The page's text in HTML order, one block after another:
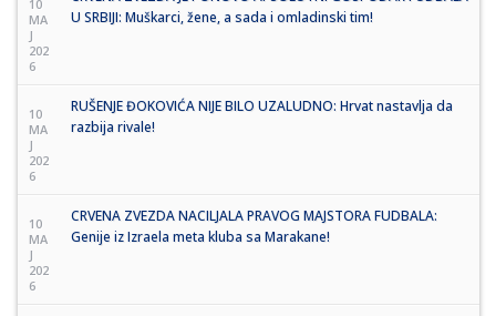
10
MA
J
202
6
U SRBIJI: Muškarci, žene, a sada i omladinski tim!
10
MA
J
202
6
RUŠENJE ĐOKOVIĆA NIJE BILO UZALUDNO: Hrvat nastavlja da
razbija rivale!
10
MA
J
202
6
CRVENA ZVEZDA NACILJALA PRAVOG MAJSTORA FUDBALA:
Genije iz Izraela meta kluba sa Marakane!